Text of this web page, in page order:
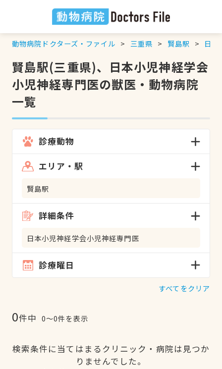
動物病院ドクターズ・ファイル 三重県 賢島駅 日本
賢島駅(三重県)、日本小児神経学会
小児神経専門医の獣医・動物病院
一覧
診療動物
エリア・駅
賢島駅
詳細条件
日本小児神経学会小児神経専門医
診療曜日
すべてをクリア
0件中 0〜0件を表示
検索条件に当てはまるクリニック・病院は見つか
りませんでした。